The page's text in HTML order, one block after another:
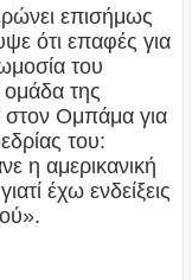
επισήμως
ότι επαφές για
του
ομάδα της
στον Ομπάμα για
του:
η αμερικανική
έχω ενδείξεις